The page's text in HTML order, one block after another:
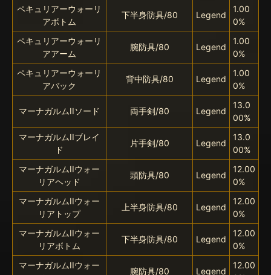
ペキュリアーウォーリ
アボトム
下半身防具/80 Legend
1.00
0%
ペキュリアーウォーリ
アアーム
腕防具/80 Legend
1.00
0%
ペキュリアーウォーリ
アバック
背中防具/80 Legend
1.00
0%
マーナガルムIIソード 両手剣/80 Legend
13.0
00%
マーナガルムIIブレイ
ド
片手剣/80 Legend
13.0
00%
マーナガルムIIウォー
リアヘッド
頭防具/80 Legend
12.00
0%
マーナガルムIIウォー
リアトップ
上半身防具/80 Legend
12.00
0%
マーナガルムIIウォー
リアボトム
下半身防具/80 Legend
12.00
0%
マーナガルムIIウォー
腕防具/80 Legend
12.00